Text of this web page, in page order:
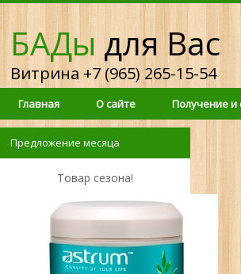
БАДы для Вас
Витрина +7 (965) 265-15-54
Главная О сайте Получение и
Предложение месяца
Товар сезона!